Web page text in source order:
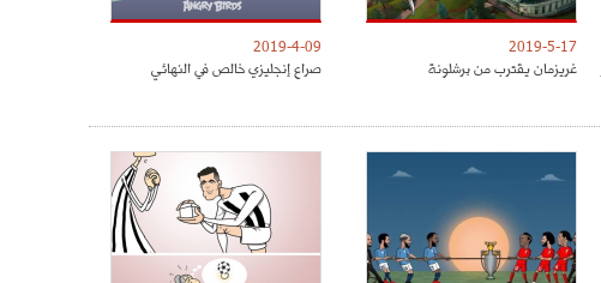
2019-5-17
غريزمان يقترب من برشلونة
2019-4-09
صراع إنجليزي خالص في النهائي